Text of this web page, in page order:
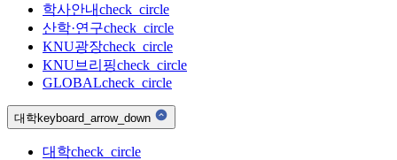
학사안내check_circle
산학·연구check_circle
KNU광장check_circle
KNU브리핑check_circle
GLOBALcheck_circle
대학keyboard_arrow_down
대학check_circle